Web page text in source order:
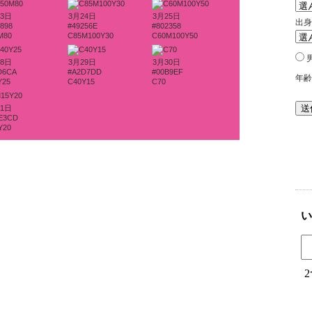
日
3月24日
#49256E
C85M100Y30
3月25日
#802358
C60M100Y50
日
3月29日
#A2D7DD
C40Y15
3月30日
#00B9EF
C70
日